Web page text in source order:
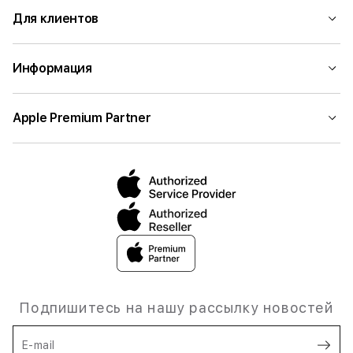
Для клиентов
Информация
Apple Premium Partner
Подпишитесь на нашу рассылку новостей
E-mail